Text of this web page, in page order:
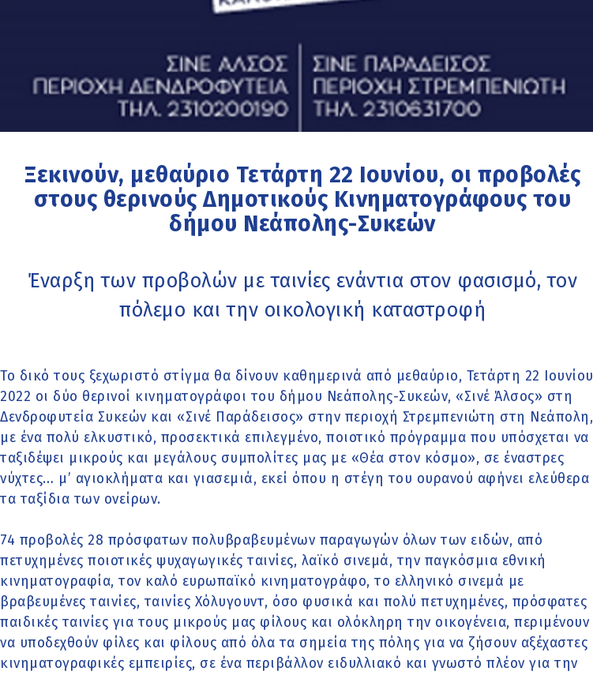
Ξεκινούν, μεθαύριο Τετάρτη 22 Ιουνίου, οι προβολές
στους θερινούς Δημοτικούς Κινηματογράφους του
δήμου Νεάπολης-Συκεών
Έναρξη των προβολών με ταινίες ενάντια στον φασισμό, τον
πόλεμο και την οικολογική καταστροφή
Το δικό τους ξεχωριστό στίγμα θα δίνουν καθημερινά από μεθαύριο, Τετάρτη 22 Ιουνίου
2022 οι δύο θερινοί κινηματογράφοι του δήμου Νεάπολης-Συκεών, «Σινέ Άλσος» στη
Δενδροφυτεία Συκεών και «Σινέ Παράδεισος» στην περιοχή Στρεμπενιώτη στη Νεάπολη,
με ένα πολύ ελκυστικό, προσεκτικά επιλεγμένο, ποιοτικό πρόγραμμα που υπόσχεται να
ταξιδέψει μικρούς και μεγάλους συμπολίτες μας με «Θέα στον κόσμο», σε έναστρες
νύχτες… μ’ αγιοκλήματα και γιασεμιά, εκεί όπου η στέγη του ουρανού αφήνει ελεύθερα
τα ταξίδια των ονείρων.
74 προβολές 28 πρόσφατων πολυβραβευμένων παραγωγών όλων των ειδών, από
πετυχημένες ποιοτικές ψυχαγωγικές ταινίες, λαϊκό σινεμά, την παγκόσμια εθνική
κινηματογραφία, τον καλό ευρωπαϊκό κινηματογράφο, το ελληνικό σινεμά με
βραβευμένες ταινίες, ταινίες Χόλυγουντ, όσο φυσικά και πολύ πετυχημένες, πρόσφατες
παιδικές ταινίες για τους μικρούς μας φίλους και ολόκληρη την οικογένεια, περιμένουν
να υποδεχθούν φίλες και φίλους από όλα τα σημεία της πόλης για να ζήσουν αξέχαστες
κινηματογραφικές εμπειρίες, σε ένα περιβάλλον ειδυλλιακό και γνωστό πλέον για την